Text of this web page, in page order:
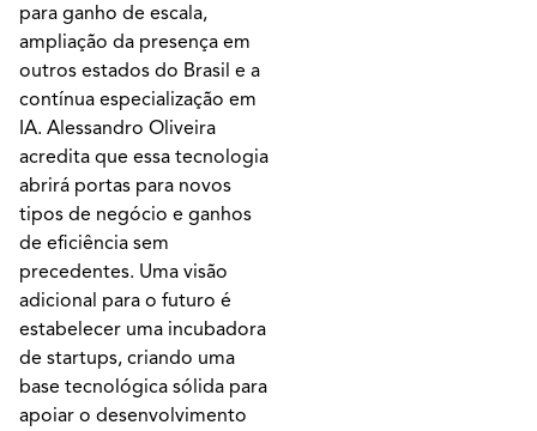
para ganho de escala,
ampliação da presença em
outros estados do Brasil e a
contínua especialização em
IA. Alessandro Oliveira
acredita que essa tecnologia
abrirá portas para novos
tipos de negócio e ganhos
de eficiência sem
precedentes. Uma visão
adicional para o futuro é
estabelecer uma incubadora
de startups, criando uma
base tecnológica sólida para
apoiar o desenvolvimento